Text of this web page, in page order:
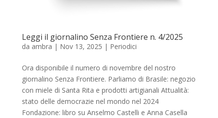
Leggi il giornalino Senza Frontiere n. 4/2025
da ambra | Nov 13, 2025 | Periodici
Ora disponibile il numero di novembre del nostro
giornalino Senza Frontiere. Parliamo di Brasile: negozio
con miele di Santa Rita e prodotti artigianali Attualità:
stato delle democrazie nel mondo nel 2024
Fondazione: libro su Anselmo Castelli e Anna Casella